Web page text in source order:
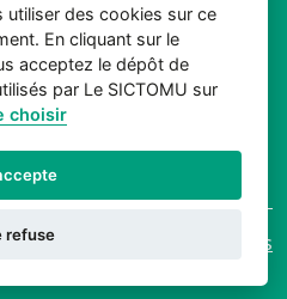
Mentions légales
utiliser des cookies sur ce
En cliquant sur le
acceptez le dépôt de
par Le SICTOMU sur
choisir
refuse